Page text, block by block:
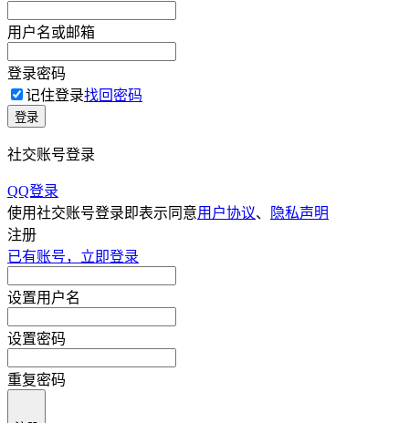
用户名或邮箱
登录密码
记住登录找回密码
登录
社交账号登录
QQ登录
使用社交账号登录即表示同意用户协议、
隐私声明
注册
已有账号，立即登录
设置用户名
设置密码
重复密码